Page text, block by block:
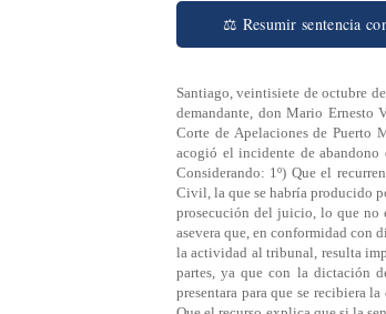
⚖ Resumir sentencia
Santiago, veintisiete de octubre del año dos mil cuatro. Vistos: En estos autos rol Nº1523-04, sobre reclamación de expropiación, el demandante, don Mario Ernesto Vyhmeister Kart, dedujo recurso de casación en el fondo contra la sentencia pronunciada por la Corte de Apelaciones de Puerto Montt, la que, revocando la de primera instancia, del Tercer Juzgado Civil de la misma ciudad, acogió el incidente de abandono del procedimiento interpuesto a fs.30, con costas del recurso. Se trajeron los autos en relación. Considerando: 1º) Que el recurrente de nulidad de fondo denuncia la transgresión del artículo 152 del Código de Procedimiento Civil, la que se habría producido porque el tribunal estimó erróneamente -según cree-, que eran las partes las que habían cesado en la prosecución del juicio, lo que no es efectivo, porque la actividad procesal era de resorte exclusivo del tribunal; 2º) Que el recurso asevera que, en conformidad con dicho precepto, son las partes las que han de incurrir en inactividad procesal, ya que si corresponde la actividad al tribunal, resulta improcedente el abandono del procedimiento. En la especie, precisa, la actividad no pertenecía a las partes, ya que con la dictación de la resoluci 3n Díctese la resolución que en derecho corresponda, recaída en la petición que presentara para que se recibiera la causa a prueba, correspondía al tribunal la actividad del proceso, dictando el auto de prueba; 3º) Que el recurso explica que si la sentencia recurrida no hubiese cometido los errores de derecho expuestos, no habría resuelto revocar la resolución de primera instancia, ya que de interpretar cabalmente el artículo 152, ya aludido, tendría que haber concluido que no es procedente el abandono del procedimiento en este caso, desde el momento en que no había transcurrido el plazo legal de inactividad de las partes en el proceso, para así decretarlo; 4º) Que el abandono del procedimiento, institución jurídica que constituye una sanción que se impone a las partes que se mantengan en inactividad en un proceso por más de seis meses evidenciando con ello negligencia-, contado desde la fecha de la última resolución recaída en alguna gestión útil para dar curso progresivo a los autos, según lo prescribe el artículo 152 del Código de Procedimiento Civil, que dedica a esta materia el Título XVI del Libro Primero; 5º) Que, en el caso de autos, el fundamento de la sentencia de segundo grado consiste en que el 22 de julio de 2002 la parte demandante solicitó que se reciba la causa a prueba, a lo